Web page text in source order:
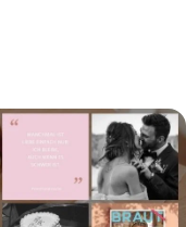
auf Instagram